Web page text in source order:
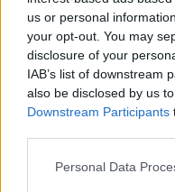
us or personal
your opt-out. You may
disclosure of your
IAB’s list of downstream
also be disclosed by us
Downstream Participants
Personal Data
Rusales
Publicado13 de
El difusor trasero no esta
desastre. Le quiere poner
Responder